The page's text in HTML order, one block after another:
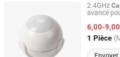
2.4GHz
avancé
ultra
6,00-
1 Pièce
HUZHOU SHAREH HOME CO.,
Zhejiang, China